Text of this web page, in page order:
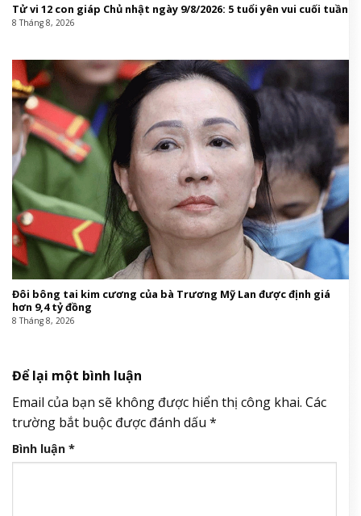
Tử vi 12 con giáp Chủ nhật ngày 9/8/2026: 5 tuổi yên vui cuối tuần
8 Tháng 8, 2026
Đôi bông tai kim cương của bà Trương Mỹ Lan được định giá
hơn 9,4 tỷ đồng
8 Tháng 8, 2026
Để lại một bình luận
Email của bạn sẽ không được hiển thị công khai. Các
trường bắt buộc được đánh dấu *
Bình luận *